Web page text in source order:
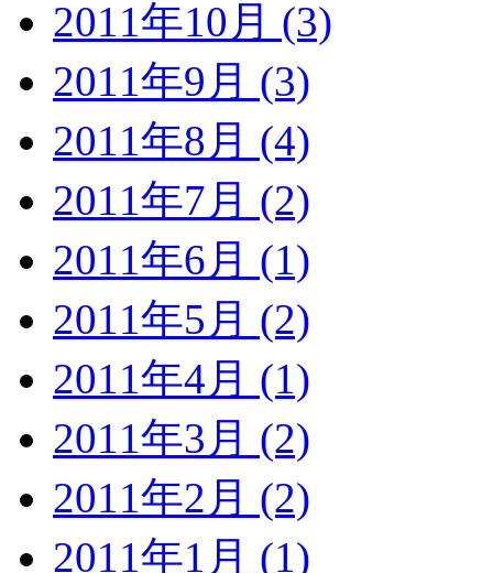
2011年10月 (3)
2011年9月 (3)
2011年8月 (4)
2011年7月 (2)
2011年6月 (1)
2011年5月 (2)
2011年4月 (1)
2011年3月 (2)
2011年2月 (2)
2011年1月 (1)